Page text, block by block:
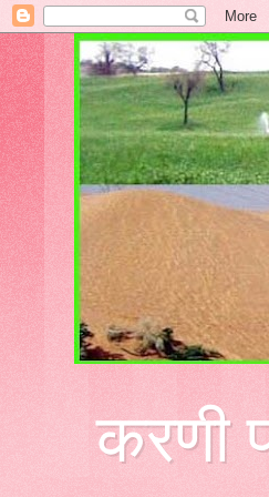
करणी